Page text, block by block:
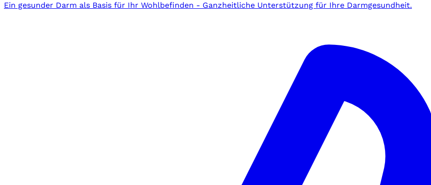
Ein gesunder Darm als Basis für Ihr Wohlbefinden - Ganzheitliche Unterstützung für Ihre Darmgesundheit.